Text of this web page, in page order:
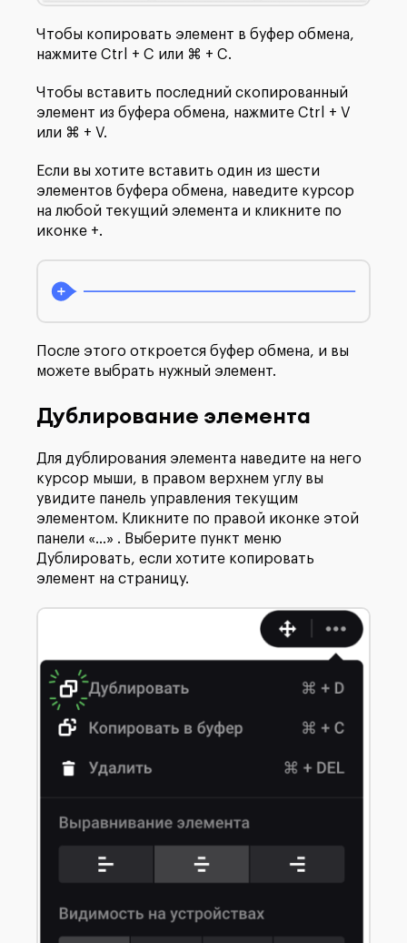
Чтобы копировать элемент в буфер обмена,
нажмите Ctrl + C или ⌘ + C.
Чтобы вставить последний скопированный
элемент из буфера обмена, нажмите Ctrl + V
или ⌘ + V.
Если вы хотите вставить один из шести
элементов буфера обмена, наведите курсор
на любой текущий элемента и кликните по
иконке +.
После этого откроется буфер обмена, и вы
можете выбрать нужный элемент.
Дублирование элемента
Для дублирования элемента наведите на него
курсор мыши, в правом верхнем углу вы
увидите панель управления текущим
элементом. Кликните по правой иконке этой
панели «...» . Выберите пункт меню
Дублировать, если хотите копировать
элемент на страницу.